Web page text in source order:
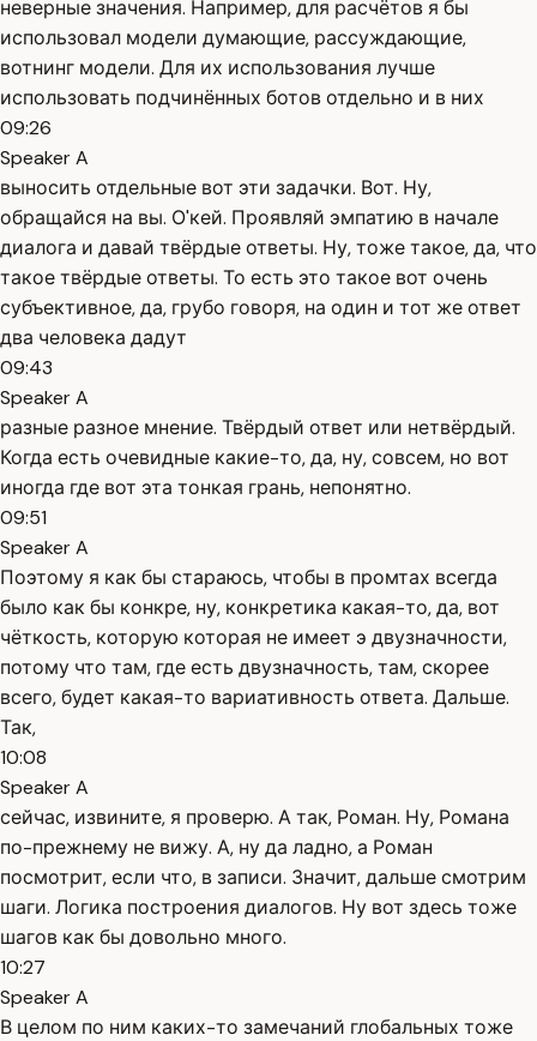
неверные значения. Например, для расчётов я бы
использовал модели думающие, рассуждающие,
вотнинг модели. Для их использования лучше
использовать подчинённых ботов отдельно и в них
09:26
Speaker A
выносить отдельные вот эти задачки. Вот. Ну,
обращайся на вы. О'кей. Проявляй эмпатию в начале
диалога и давай твёрдые ответы. Ну, тоже такое, да, что
такое твёрдые ответы. То есть это такое вот очень
субъективное, да, грубо говоря, на один и тот же ответ
два человека дадут
09:43
Speaker A
разные разное мнение. Твёрдый ответ или нетвёрдый.
Когда есть очевидные какие-то, да, ну, совсем, но вот
иногда где вот эта тонкая грань, непонятно.
09:51
Speaker A
Поэтому я как бы стараюсь, чтобы в промтах всегда
было как бы конкре, ну, конкретика какая-то, да, вот
чёткость, которую которая не имеет э двузначности,
потому что там, где есть двузначность, там, скорее
всего, будет какая-то вариативность ответа. Дальше.
Так,
10:08
Speaker A
сейчас, извините, я проверю. А так, Роман. Ну, Романа
по-прежнему не вижу. А, ну да ладно, а Роман
посмотрит, если что, в записи. Значит, дальше смотрим
шаги. Логика построения диалогов. Ну вот здесь тоже
шагов как бы довольно много.
10:27
Speaker A
В целом по ним каких-то замечаний глобальных тоже